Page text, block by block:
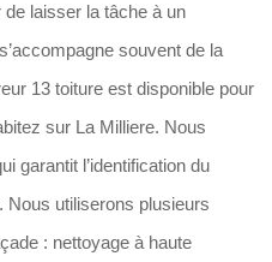
laisser la tâche à un
souvent de la
13 toiture est disponible pour
sur La Milliere. Nous
garantit l’identification du
Nous utiliserons plusieurs
: nettoyage à haute